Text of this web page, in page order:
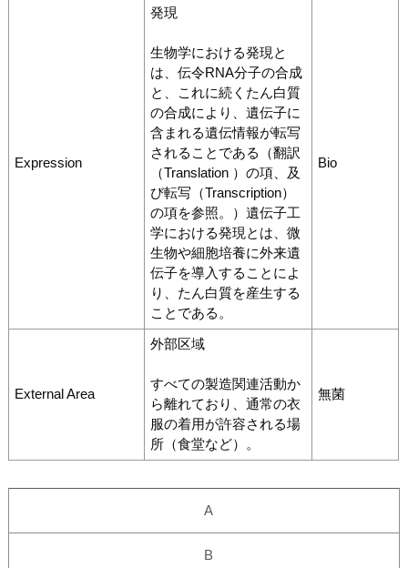
A
B
Expression
発現
生物学における発現と
は、伝令RNA分子の合成
と、これに続くたん白質
の合成により、遺伝子に
含まれる遺伝情報が転写
されることである（翻訳
（Translation ）の項、及
び転写（Transcription）
の項を参照。）遺伝子工
学における発現とは、微
生物や細胞培養に外来遺
伝子を導入することによ
り、たん白質を産生する
ことである。
Bio
External Area
外部区域
すべての製造関連活動か
ら離れており、通常の衣
服の着用が許容される場
所（食堂など）。
無菌